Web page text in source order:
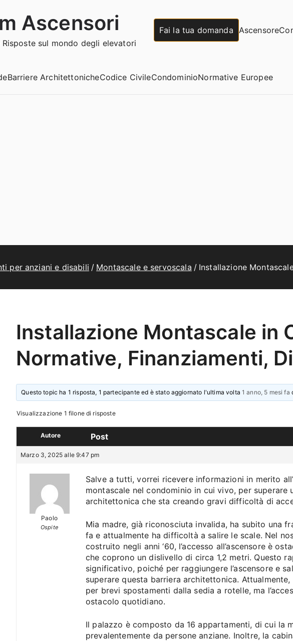
Ascensori
Risposte sul mondo degli elevatori
Fai la tua domanda Ascensore
Barriere ArchitettonicheCodice CivileCondominioNormative Europee
per anziani e disabili Montascale e servoscala Installazione
Installazione Montascale in
Normative, Finanziamenti,
Questo topic ha 1 risposta, 1 partecipante ed è stato aggiornato l'ultima volta 1 anno, 5 mesi fa
Visualizzazione 1 filone di risposte
Autore Post
Marzo 3, 2025 alle 9:47 pm
Paolo
Ospite
Salve a tutti, vorrei ricevere informazioni in merito
montascale nel condominio in cui vivo, per superare
architettonica che sta creando gravi difficoltà di
Mia madre, già riconosciuta invalida, ha subito una
fa e attualmente ha difficoltà a salire le scale. Nel
costruito negli anni ‘60, l’accesso all’ascensore è
che coprono un dislivello di circa 1,2 metri. Questo
significativo, poiché per raggiungere l’ascensore e
superare questa barriera architettonica.
per brevi spostamenti dalla sedia a rotelle, ma
ostacolo quotidiano.
Il palazzo è composto da 16 appartamenti, di cui la
prevalentemente da persone anziane. Inoltre, la